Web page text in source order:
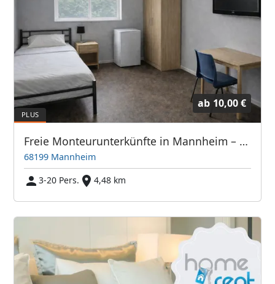
ab 10,00 €
Freie Monteurunterkünfte in Mannheim – JETZT anrufen! Wir sprechen auch Polnisch
68199 Mannheim
3-20 Pers.
4,48 km